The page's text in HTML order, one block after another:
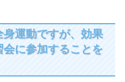
運動ですが、効果
に参加することを